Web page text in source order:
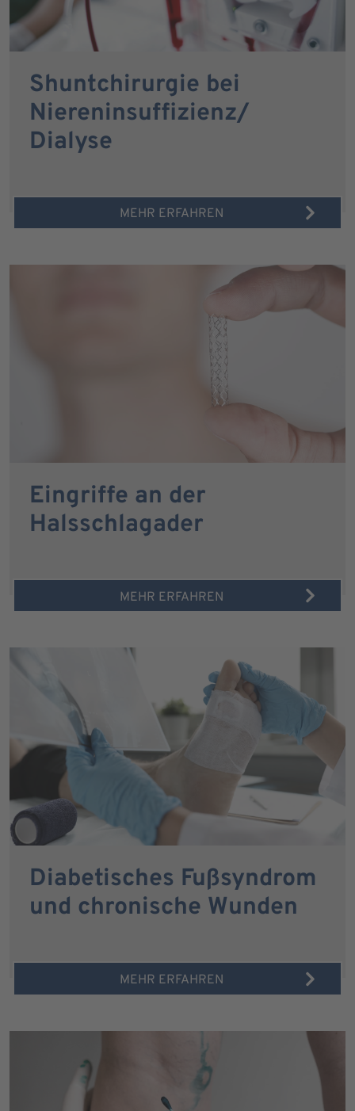
Shuntchirurgie bei
Niereninsuffizienz/
Dialyse
MEHR ERFAHREN
Eingriffe an der
Halsschlagader
MEHR ERFAHREN
Diabetisches Fußsyndrom
und chronische Wunden
MEHR ERFAHREN